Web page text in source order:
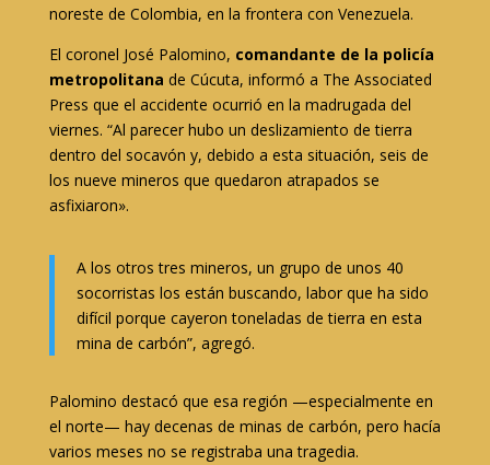
noreste de Colombia, en la frontera con Venezuela.
El coronel José Palomino, comandante de la policía
metropolitana de Cúcuta, informó a The Associated
Press que el accidente ocurrió en la madrugada del
viernes. “Al parecer hubo un deslizamiento de tierra
dentro del socavón y, debido a esta situación, seis de
los nueve mineros que quedaron atrapados se
asfixiaron».
A los otros tres mineros, un grupo de unos 40
socorristas los están buscando, labor que ha sido
difícil porque cayeron toneladas de tierra en esta
mina de carbón”, agregó.
Palomino destacó que esa región —especialmente en
el norte— hay decenas de minas de carbón, pero hacía
varios meses no se registraba una tragedia.